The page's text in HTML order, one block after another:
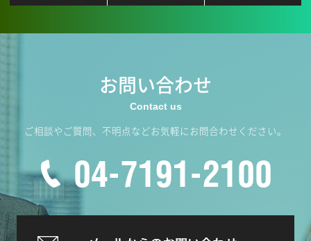
Jリーグ「柏レイソルvsアビスパ福岡戦」に地
域の子供達をご招待させていただきました
2023.09
いて
お問い合わせ
ご相談やご質問、不明点などお気軽にお問合わせください。